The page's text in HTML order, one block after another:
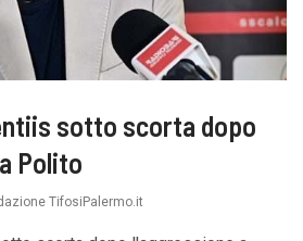
sotto scorta dopo
Polito
TifosiPalermo.it